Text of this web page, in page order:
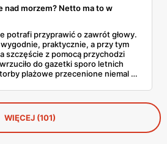
nad morzem? Netto ma to w
wygodnie, praktycznie, a przy tym
szczęście z pomocą przychodzi
do gazetki sporo letnich
plażowe przecenione niemal o
w walizce, czeka w
I to jeszcze przed sezonem
co konkretnie opłaca się teraz
ze sobą na piasek, fale i…
WIĘCEJ (101)